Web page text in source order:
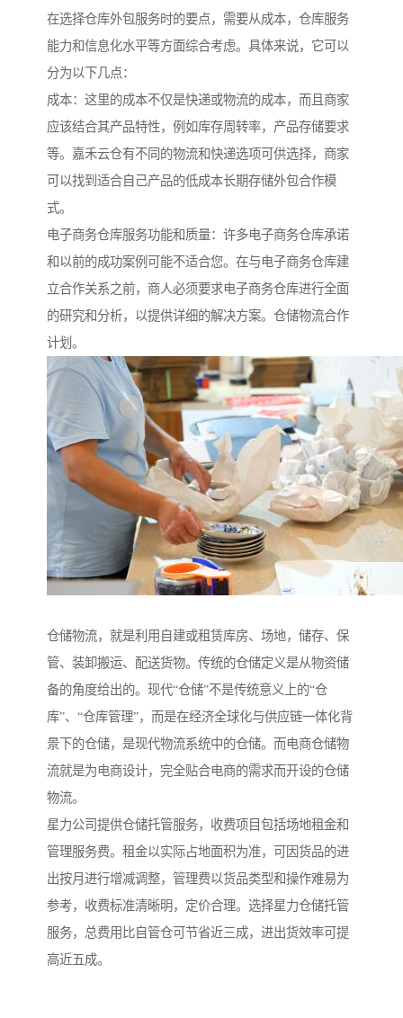
在选择仓库外包服务时的要点，需要从成本，仓库服务
能力和信息化水平等方面综合考虑。具体来说，它可以
分为以下几点：
成本：这里的成本不仅是快递或物流的成本，而且商家
应该结合其产品特性，例如库存周转率，产品存储要求
等。嘉禾云仓有不同的物流和快递选项可供选择，商家
可以找到适合自己产品的低成本长期存储外包合作模
式。
电子商务仓库服务功能和质量：许多电子商务仓库承诺
和以前的成功案例可能不适合您。在与电子商务仓库建
立合作关系之前，商人必须要求电子商务仓库进行全面
的研究和分析，以提供详细的解决方案。仓储物流合作
计划。
仓储物流，就是利用自建或租赁库房、场地，储存、保
管、装卸搬运、配送货物。传统的仓储定义是从物资储
备的角度给出的。现代“仓储”不是传统意义上的“仓
库”、“仓库管理”，而是在经济全球化与供应链一体化背
景下的仓储，是现代物流系统中的仓储。而电商仓储物
流就是为电商设计，完全贴合电商的需求而开设的仓储
物流。
星力公司提供仓储托管服务，收费项目包括场地租金和
管理服务费。租金以实际占地面积为准，可因货品的进
出按月进行增减调整，管理费以货品类型和操作难易为
参考，收费标准清晰明，定价合理。选择星力仓储托管
服务，总费用比自管仓可节省近三成，进出货效率可提
高近五成。